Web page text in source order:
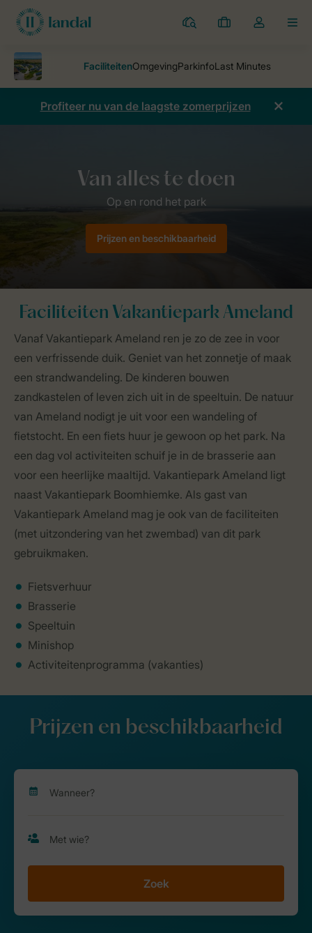
Parken
Mijn
Open
mijn
account
Profiteer nu van de laagste zomerprijzen
Prijzen en beschikbaarheid
Faciliteiten Vakantiepark Ameland
Vanaf Vakantiepark Ameland ren je zo de zee in voor
een verfrissende duik. Geniet van het zonnetje of maak
een strandwandeling. De kinderen bouwen
zandkastelen of leven zich uit in de speeltuin. De natuur
van Ameland nodigt je uit voor een wandeling of
fietstocht. En een fiets huur je gewoon op het park. Na
een dag vol activiteiten schuif je in de brasserie aan
voor een heerlijke maaltijd. Vakantiepark Ameland ligt
naast Vakantiepark Boomhiemke. Als gast van
Vakantiepark Ameland mag je ook van de faciliteiten
(met uitzondering van het zwembad) van dit park
gebruikmaken.
Fietsverhuur
Brasserie
Speeltuin
Minishop
Activiteitenprogramma (vakanties)
Prijzen en beschikbaarheid
Zoek